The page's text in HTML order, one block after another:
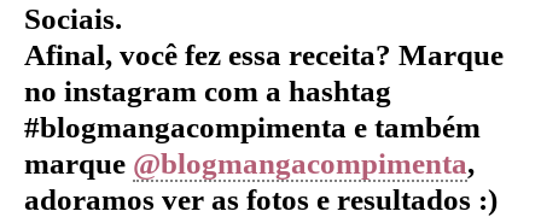
Sociais.
Afinal, você fez essa receita? Marque
no instagram com a hashtag
#blogmangacompimenta e também
marque @blogmangacompimenta,
adoramos ver as fotos e resultados :)